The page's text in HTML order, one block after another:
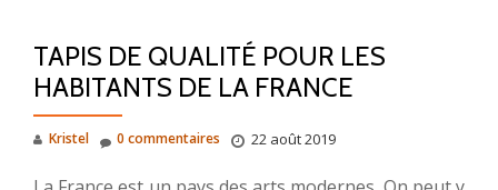
TAPIS DE QUALITÉ POUR LES
HABITANTS DE LA FRANCE
Kristel 22 août 2019
0 commentaires